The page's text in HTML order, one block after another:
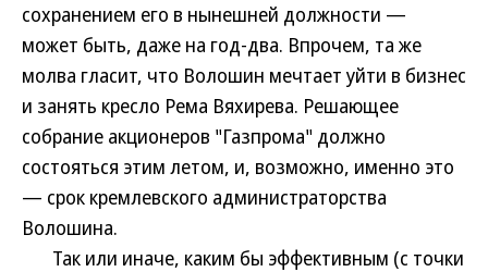
сохранением его в нынешней должности —
может быть, даже на год-два. Впрочем, та же
молва гласит, что Волошин мечтает уйти в бизнес
и занять кресло Рема Вяхирева. Решающее
собрание акционеров "Газпрома" должно
состояться этим летом, и, возможно, именно это
— срок кремлевского администраторства
Волошина.
Так или иначе, каким бы эффективным (с точки